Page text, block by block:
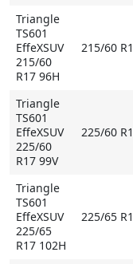
обеспечивают
поверхностях.
Боковые
Истинная мощь
расположены
изогнутыми
крене или под
обнажая свои
как зацепы,
продольное
Triangle
TS601
EffeXSUV
215/60
R17 96H
215/60
Triangle
TS601
EffeXSUV
225/60
R17 99V
225/60
Triangle
TS601
EffeXSUV
225/65
R17 102H
225/65